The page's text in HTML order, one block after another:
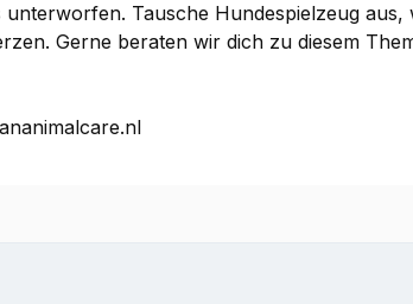
Tausche Hundespielzeug
Gerne beraten wir dich zu diesem